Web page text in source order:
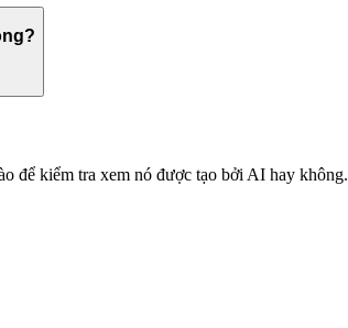
để kiểm tra xem nó được tạo bởi AI hay không.